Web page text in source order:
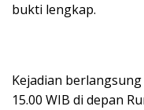
bukti lengkap.
Kejadian
15.00 WIB di depan